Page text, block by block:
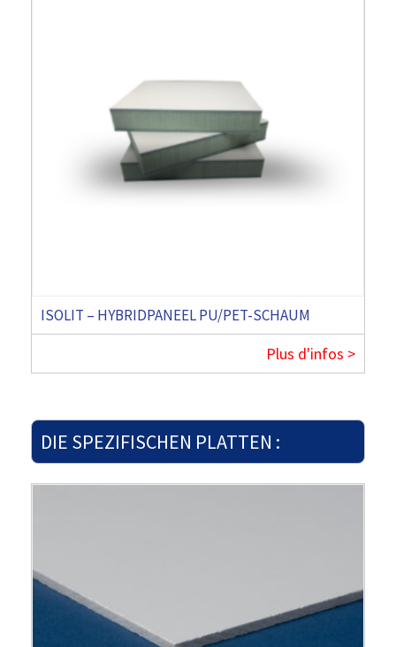
ISOLIT – HYBRIDPANEEL PU/PET-SCHAUM
Plus d'infos >
DIE SPEZIFISCHEN PLATTEN :